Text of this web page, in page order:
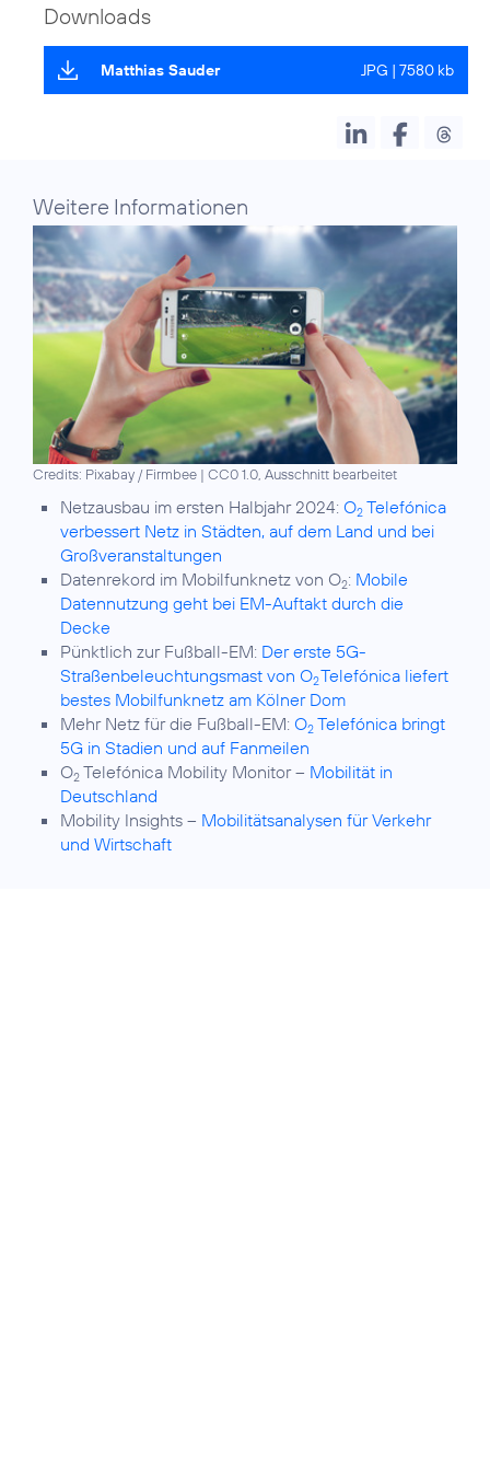
Downloads
Matthias Sauder JPG | 7580 kb
Weitere Informationen
Credits: Pixabay / Firmbee | CC0 1.0, Ausschnitt bearbeitet
Netzausbau im ersten Halbjahr 2024: O2 Telefónica
verbessert Netz in Städten, auf dem Land und bei
Großveranstaltungen
Datenrekord im Mobilfunknetz von O2: Mobile
Datennutzung geht bei EM-Auftakt durch die
Decke
Pünktlich zur Fußball-EM: Der erste 5G-
Straßenbeleuchtungsmast von O2Telefónica liefert
bestes Mobilfunknetz am Kölner Dom
Mehr Netz für die Fußball-EM: O2 Telefónica bringt
5G in Stadien und auf Fanmeilen
O2 Telefónica Mobility Monitor – Mobilität in
Deutschland
Mobility Insights – Mobilitätsanalysen für Verkehr
und Wirtschaft